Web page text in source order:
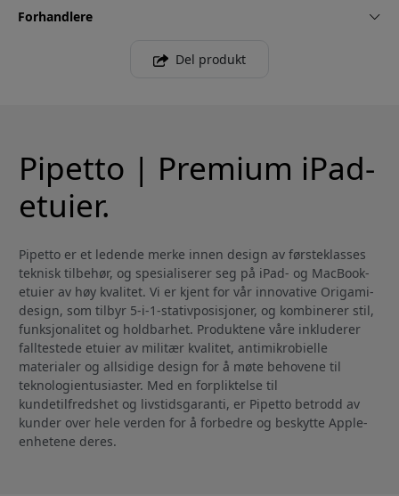
Forhandlere
Del produkt
Pipetto | Premium iPad-
etuier.
Pipetto er et ledende merke innen design av førsteklasses
teknisk tilbehør, og spesialiserer seg på iPad- og MacBook-
etuier av høy kvalitet. Vi er kjent for vår innovative Origami-
design, som tilbyr 5-i-1-stativposisjoner, og kombinerer stil,
funksjonalitet og holdbarhet. Produktene våre inkluderer
falltestede etuier av militær kvalitet, antimikrobielle
materialer og allsidige design for å møte behovene til
teknologientusiaster. Med en forpliktelse til
kundetilfredshet og livstidsgaranti, er Pipetto betrodd av
kunder over hele verden for å forbedre og beskytte Apple-
enhetene deres.